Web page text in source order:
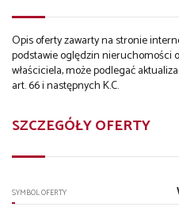
Opis oferty zawarty na stronie
podstawie oględzin nieruchomości
właściciela, może podlegać
art. 66 i następnych K.C.
SZCZEGÓŁY OFERTY
SYMBOL OFERTY